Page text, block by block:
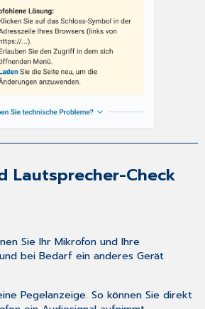
Lautsprecher-Check
Sie Ihr Mikrofon und Ihre
bei Bedarf ein anderes Gerät
Pegelanzeige. So können Sie direkt